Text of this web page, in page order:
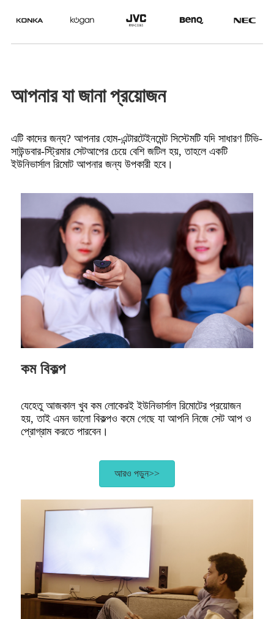
আপনার যা জানা প্রয়োজন
এটি কাদের জন্য? আপনার হোম-এন্টারটেইনমেন্ট সিস্টেমটি যদি সাধারণ টিভি-
সাউন্ডবার-স্ট্রিমার সেটআপের চেয়ে বেশি জটিল হয়, তাহলে একটি
ইউনিভার্সাল রিমোট আপনার জন্য উপকারী হবে।
কম বিকল্প
যেহেতু আজকাল খুব কম লোকেরই ইউনিভার্সাল রিমোটের প্রয়োজন
হয়, তাই এমন ভালো বিকল্পও কমে গেছে যা আপনি নিজে সেট আপ ও
প্রোগ্রাম করতে পারবেন।
আরও পড়ুন>>